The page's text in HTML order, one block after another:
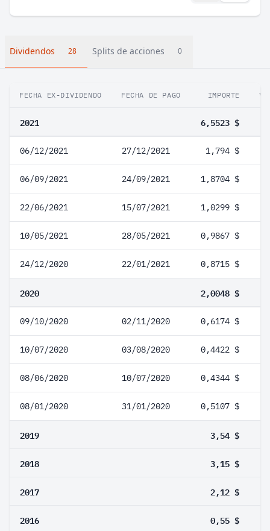
Dividendos 28 Splits de acciones 0
FECHA EX-DIVIDENDO FECHA DE PAGO IMPORTE
2021 6,5523 $
06/12/2021 27/12/2021 1,794 $
06/09/2021 24/09/2021 1,8704 $
22/06/2021 15/07/2021 1,0299 $
10/05/2021 28/05/2021 0,9867 $
24/12/2020 22/01/2021 0,8715 $
2020 2,0048 $
09/10/2020 02/11/2020 0,6174 $
10/07/2020 03/08/2020 0,4422 $
08/06/2020 10/07/2020 0,4344 $
08/01/2020 31/01/2020 0,5107 $
2019 3,54 $
2018 3,15 $
2017 2,12 $
2016 0,55 $